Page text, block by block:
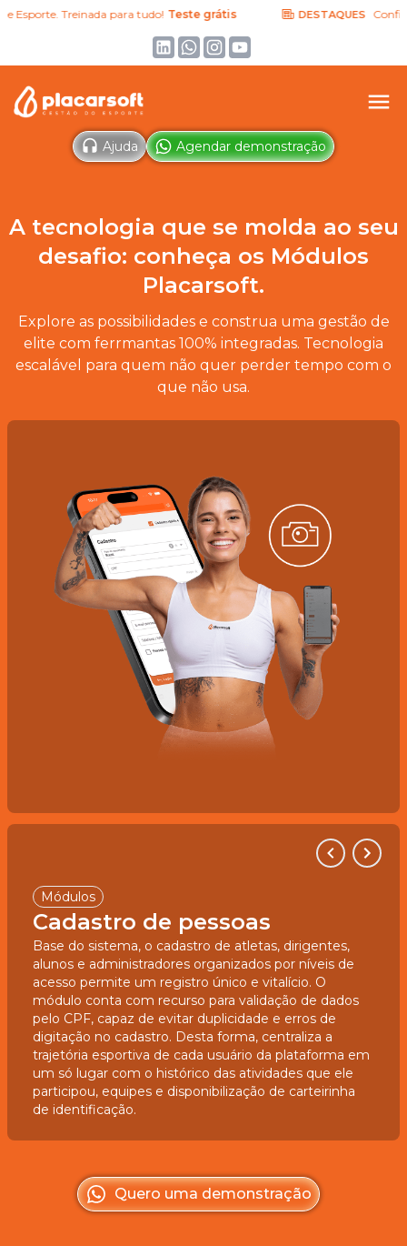
Esporte. Treinada para tudo! Teste grátis DESTAQUES Confira
Ajuda Agendar demonstração
A tecnologia que se molda ao seu
desafio: conheça os Módulos
Placarsoft.
Explore as possibilidades e construa uma gestão de
elite com ferrmantas 100% integradas. Tecnologia
escalável para quem não quer perder tempo com o
que não usa.
Módulos
Cadastro de pessoas
Base do sistema, o cadastro de atletas, dirigentes,
alunos e administradores organizados por níveis de
acesso permite um registro único e vitalício. O
módulo conta com recurso para validação de dados
pelo CPF, capaz de evitar duplicidade e erros de
digitação no cadastro. Desta forma, centraliza a
trajetória esportiva de cada usuário da plataforma em
um só lugar com o histórico das atividades que ele
participou, equipes e disponibilização de carteirinha
de identificação.
Quero uma demonstração